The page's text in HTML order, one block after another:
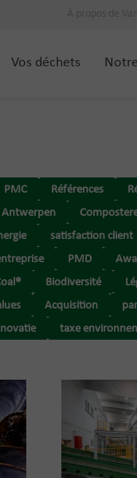
Vos déchets
PMC Références
Antwerpen
satisfaction client
PMD
Biodiversité
Acquisition
taxe